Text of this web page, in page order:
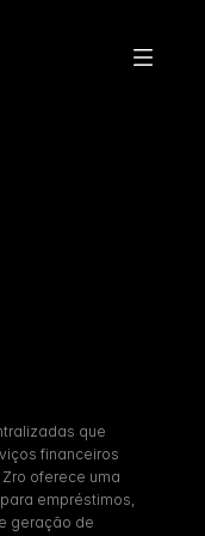
que
financeiros
oferece uma
empréstimos,
geração de